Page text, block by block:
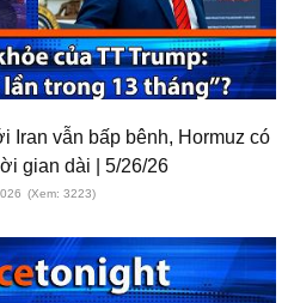
Iran vẫn bấp bênh, Hormuz có
gian dài | 5/26/26
(Xem: 3223)